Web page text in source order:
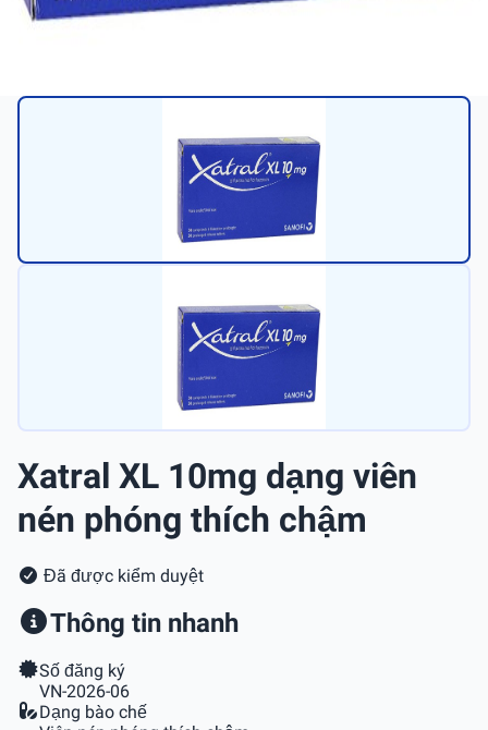
Xatral XL 10mg dạng viên
nén phóng thích chậm
Đã được kiểm duyệt
Thông tin nhanh
Số đăng ký
VN-2026-06
Dạng bào chế